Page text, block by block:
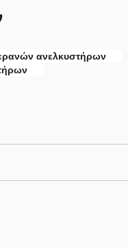
ανελκυστήρων